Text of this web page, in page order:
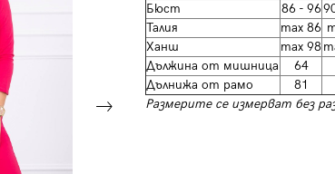
Бюст 86 - 96
Талия
max 86
Ханш
max 98
Дължина от мишница
64
Дълнижа от рамо
81
Размерите се измерват без